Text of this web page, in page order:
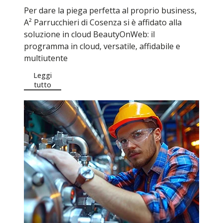
Per dare la piega perfetta al proprio business,
A² Parrucchieri di Cosenza si è affidato alla
soluzione in cloud BeautyOnWeb: il
programma in cloud, versatile, affidabile e
multiutente
Leggi
tutto